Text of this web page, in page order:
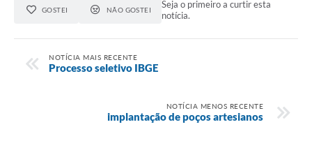
GOSTEI NÃO GOSTEI
Seja o primeiro a curtir esta
notícia.
NOTÍCIA MAIS RECENTE
Processo seletivo IBGE
NOTÍCIA MENOS RECENTE
implantação de poços artesianos